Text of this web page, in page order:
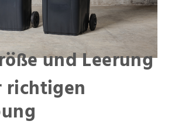
und Leerung
richtigen